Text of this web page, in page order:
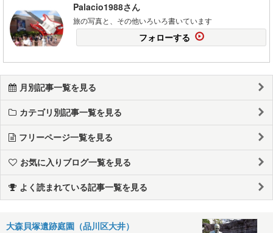
Palacio1988さん
旅の写真と、その他いろいろ書いています
フォローする
月別記事一覧を見る
カテゴリ別記事一覧を見る
フリーページ一覧を見る
お気に入りブログ一覧を見る
よく読まれている記事一覧を見る
大森貝塚遺跡庭園（品川区大井）